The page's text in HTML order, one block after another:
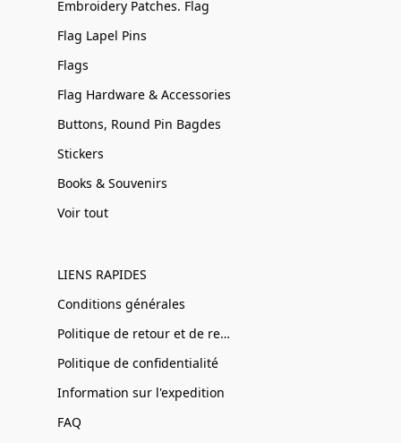
Embroidery Patches. Flag
Flag Lapel Pins
Flags
Flag Hardware & Accessories
Buttons, Round Pin Bagdes
Stickers
Books & Souvenirs
Voir tout
LIENS RAPIDES
Conditions générales
Politique de retour et de remboursement
Politique de confidentialité
Information sur l'expedition
FAQ